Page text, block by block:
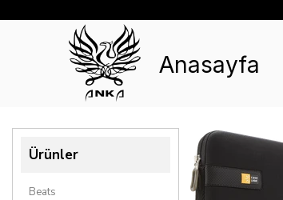
Ürünler
Beats
Anasayfa